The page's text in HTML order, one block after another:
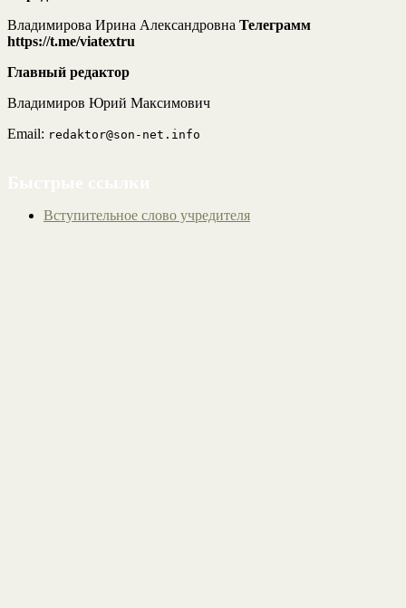
Владимирова Ирина Александровна Телеграмм
https://t.me/viatextru
Главный редактор
Владимиров Юрий Максимович
Email: redaktor@son-net.info
Вступительное слово учредителя